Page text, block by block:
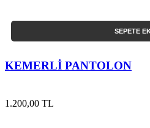
SEPETE
KEMERLİ PANTOLON
1.200,00 TL